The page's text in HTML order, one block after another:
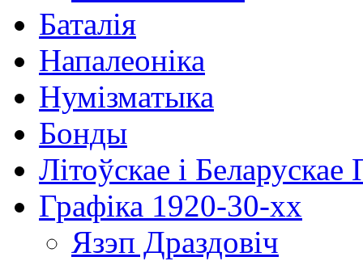
Баталія
Напалеоніка
Нумізматыка
Бонды
Літоўскае і
Графіка 1920-30-хх
Язэп Драздовіч